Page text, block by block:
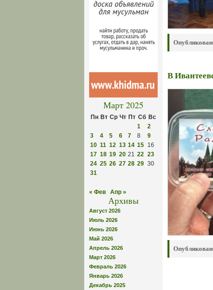
Март 2025
Пн Вт Ср Чт Пт Сб Вс
1
2
3
4 5 6 7 8
9
10 11 12 13 14 15 16
17 18 19 20 21 22 23
24 25 26 27 28 29 30
31
« Фев Апр »
Архивы
Август 2026
Июль 2026
Июнь 2026
Май 2026
Апрель 2026
Март 2026
Февраль 2026
Январь 2026
Декабрь 2025
В